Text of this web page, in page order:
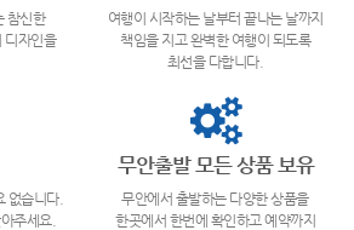
참신한
디자인을
여행이 시작하는 날부터 끝나는 날까지
책임을 지고 완벽한 여행이 되도록
최선을 다합니다.
없습니다.
주세요.
무안출발 모든 상품 보유
무안에서 출발하는 다양한 상품을
한곳에서 한번에 확인하고 예약까지